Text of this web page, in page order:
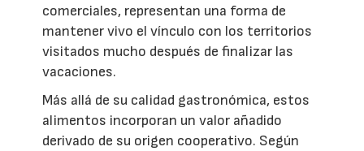
comerciales, representan una forma de
mantener vivo el vínculo con los territorios
visitados mucho después de finalizar las
vacaciones.
Más allá de su calidad gastronómica, estos
alimentos incorporan un valor añadido
derivado de su origen cooperativo. Según